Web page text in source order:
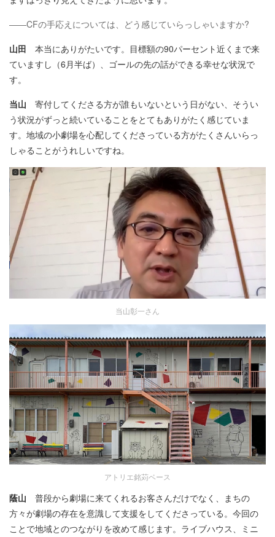
――CFの手応えについては、どう感じていらっしゃいますか?
山田 本当にありがたいです。目標額の90パーセント近くまで来
ていますし（6月半ば）、ゴールの先の話ができる幸せな状況で
す。
当山 寄付してくださる方が誰もいないという日がない、そうい
う状況がずっと続いていることをとてもありがたく感じていま
す。地域の小劇場を心配してくださっている方がたくさんいらっ
しゃることがうれしいですね。
当山彰一さん
アトリエ銘苅ベース
蔭山 普段から劇場に来てくれるお客さんだけでなく、まちの
方々が劇場の存在を意識して支援をしてくださっている。今回の
ことで地域とのつながりを改めて感じます。ライブハウス、ミニ